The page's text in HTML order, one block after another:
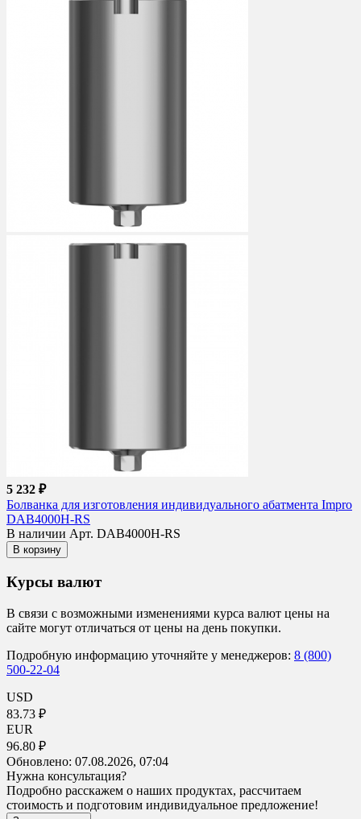
5 232 ₽
Болванка для изготовления индивидуального абатмента Impro
DAB4000H-RS
В наличии Арт. DAB4000H-RS
В корзину
Курсы валют
В связи с возможными изменениями курса валют цены на
сайте могут отличаться от цены на день покупки.
Подробную информацию уточняйте у менеджеров: 8 (800)
500-22-04
USD
83.73 ₽
EUR
96.80 ₽
Обновлено: 07.08.2026, 07:04
Нужна консультация?
Подробно расскажем о наших продуктах, рассчитаем
стоимость и подготовим индивидуальное предложение!